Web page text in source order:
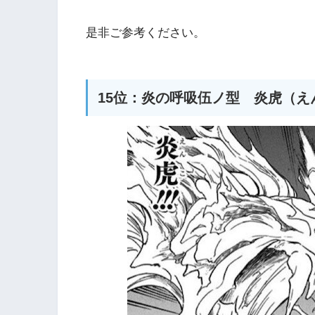
是非ご参考ください。
15位：炎の呼吸伍ノ型 炎虎（え